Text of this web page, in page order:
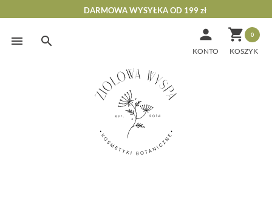
Skip
DARMOWA WYSYŁKA OD 199 zł
 0

KONTO